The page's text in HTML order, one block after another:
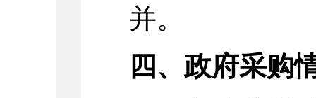
并。
四、政府采购